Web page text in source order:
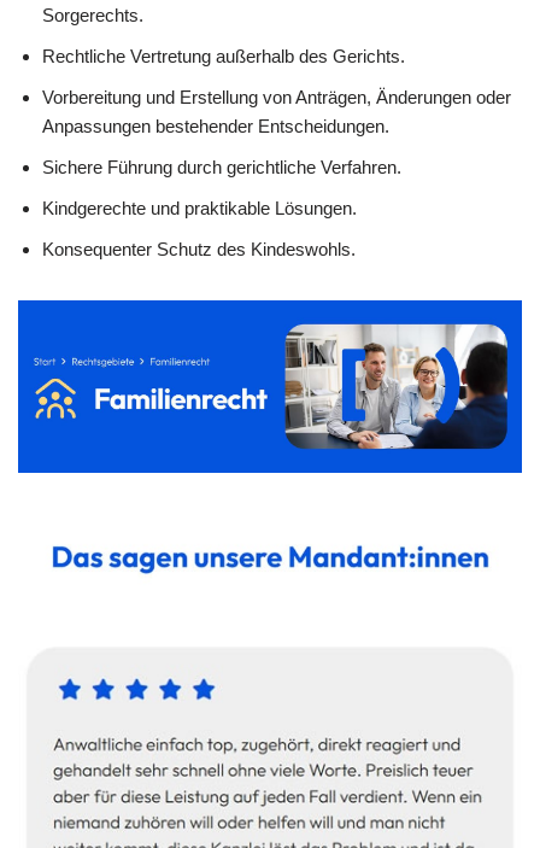
Sorgerechts.
Rechtliche Vertretung außerhalb des Gerichts.
Vorbereitung und Erstellung von Anträgen, Änderungen oder
Anpassungen bestehender Entscheidungen.
Sichere Führung durch gerichtliche Verfahren.
Kindgerechte und praktikable Lösungen.
Konsequenter Schutz des Kindeswohls.